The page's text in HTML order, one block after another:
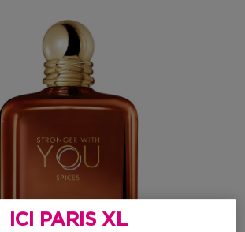
ICI PARIS XL